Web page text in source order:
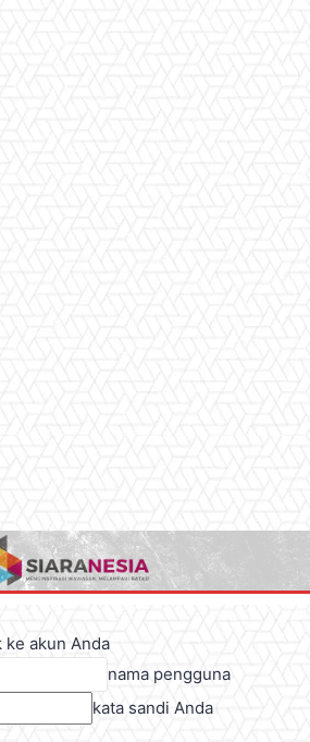
ke akun Anda
nama pengguna
kata sandi Anda